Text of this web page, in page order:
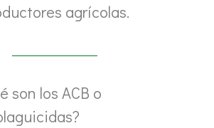
agrícolas.
son los ACB o